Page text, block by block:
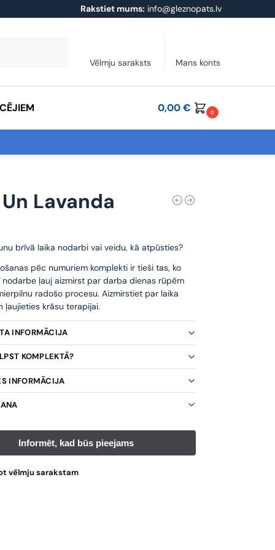
Rakstiet mums: info@gleznopats.lv
Vēlmju saraksts Mans konts
0,00€ 0
Lavanda
brīvā laika nodarbi vai veidu, kā atpūsties?
pēc numuriem komplekti ir tieši tas, ko
nodarbe ļauj aizmirst par darba dienas rūpēm
radošo procesu. Aizmirstiet par laika
ļaujieties krāsu terapijai.
INFORMĀCIJA
KOMPLEKTĀ?
INFORMĀCIJA
vēlmju sarakstam